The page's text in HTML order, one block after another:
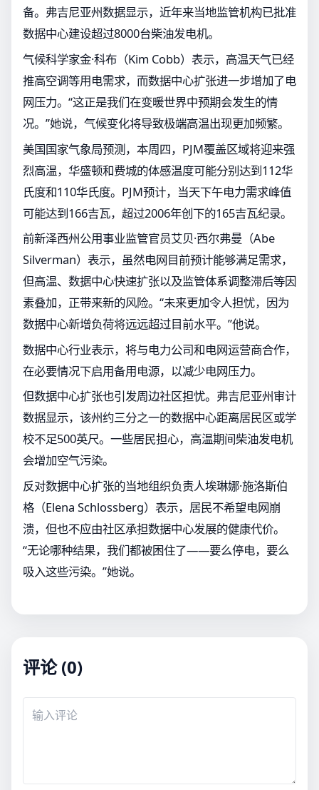
备。弗吉尼亚州数据显示，近年来当地监管机构已批准
数据中心建设超过8000台柴油发电机。
气候科学家金·科布（Kim Cobb）表示，高温天气已经
推高空调等用电需求，而数据中心扩张进一步增加了电
网压力。“这正是我们在变暖世界中预期会发生的情
况。”她说，气候变化将导致极端高温出现更加频繁。
美国国家气象局预测，本周四，PJM覆盖区域将迎来强
烈高温，华盛顿和费城的体感温度可能分别达到112华
氏度和110华氏度。PJM预计，当天下午电力需求峰值
可能达到166吉瓦，超过2006年创下的165吉瓦纪录。
前新泽西州公用事业监管官员艾贝·西尔弗曼（Abe
Silverman）表示，虽然电网目前预计能够满足需求，
但高温、数据中心快速扩张以及监管体系调整滞后等因
素叠加，正带来新的风险。“未来更加令人担忧，因为
数据中心新增负荷将远远超过目前水平。”他说。
数据中心行业表示，将与电力公司和电网运营商合作，
在必要情况下启用备用电源，以减少电网压力。
但数据中心扩张也引发周边社区担忧。弗吉尼亚州审计
数据显示，该州约三分之一的数据中心距离居民区或学
校不足500英尺。一些居民担心，高温期间柴油发电机
会增加空气污染。
反对数据中心扩张的当地组织负责人埃琳娜·施洛斯伯
格（Elena Schlossberg）表示，居民不希望电网崩
溃，但也不应由社区承担数据中心发展的健康代价。
“无论哪种结果，我们都被困住了——要么停电，要么
吸入这些污染。”她说。
评论 (0)